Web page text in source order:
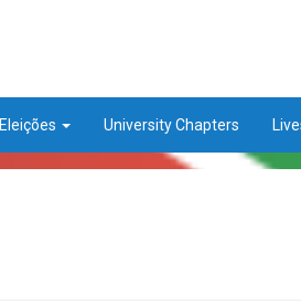
Eleições University Chapters